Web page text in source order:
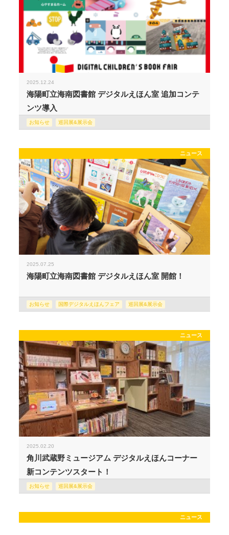
2025.12.24
海陽町立海南図書館 デジタルえほん室 追加コンテ
ンツ導入
お知らせ 巡回展&展示会
ニュース
2025.07.25
海陽町立海南図書館 デジタルえほん室 開館！
お知らせ 国際デジタルえほんフェア 巡回展&展示会
ニュース
2025.02.20
角川武蔵野ミュージアム デジタルえほんコーナー
新コンテンツスタート！
お知らせ 巡回展&展示会
ニュース